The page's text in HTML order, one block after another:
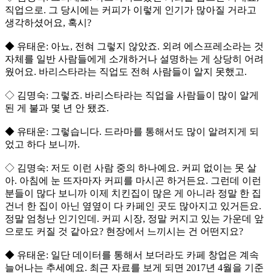
직업으로. 그 당시에는 커피가 이렇게 인기가 많아질 거라고
생각하셨어요, 혹시?
◆ 유태운: 아뇨, 전혀 그렇지 않았죠. 외려 에스프레소라는 것
자체를 일반 사람들에게 소개하거나 설명하는 게 상당히 어려
웠어요. 바리스타라는 직업도 전혀 사람들이 알지 못했고.
◇ 김명숙: 그렇죠. 바리스타라는 직업을 사람들이 많이 알게
된 게 불과 몇 년 안 됐죠.
◆ 유태운: 그렇습니다. 드라마를 통해서도 많이 알려지게 되
었고 하다 보니까.
◇ 김명숙: 저도 이런 사람 중의 하나예요. 커피 없이는 못 살
아. 아침에 눈 뜨자마자 커피를 마시곤 하거든요. 그런데 이런
분들이 많다 보니까 이제 치킨집이 많은 게 아니라 정말 한 집
건너 한 집이 아닌 옆옆이 다 카페인 곳도 많아지고 있거든요.
정말 엄청난 인기인데. 커피 시장, 정말 커지고 있는 가운데 앞
으로도 커질 것 같아요? 현장에서 느끼시는 건 어떤지요?
◆ 유태운: 일단 데이터를 통해서 보더라도 카페 창업은 계속
늘어나는 추세예요. 최근 자료를 보게 되면 2017년 4월을 기준